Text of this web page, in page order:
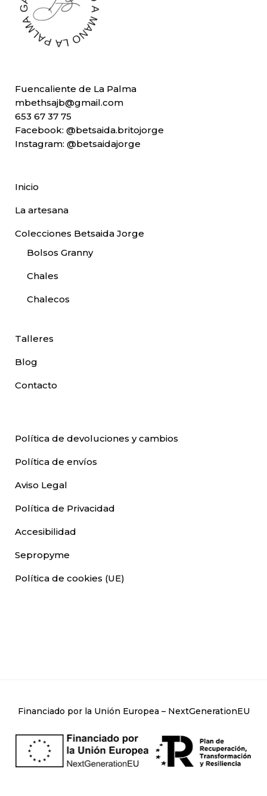
Fuencaliente de La Palma
mbethsajb@gmail.com
653 67 37 75
Facebook: @betsaida.britojorge
Instagram: @betsaidajorge
Inicio
La artesana
Colecciones Betsaida Jorge
Bolsos Granny
Chales
Chalecos
Talleres
Blog
Contacto
Política de devoluciones y cambios
Política de envíos
Aviso Legal
Política de Privacidad
Accesibilidad
Sepropyme
Política de cookies (UE)
Financiado por la Unión Europea – NextGenerationEU